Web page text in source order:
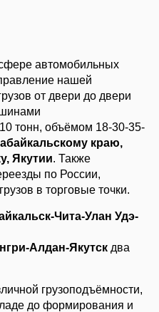
автомобильных
нашей
от двери до двери
тонн, объёмом 18-30-35-
краю,
Якутии. Также
по России,
в торговые точки.
Чита-Улан Удэ-
Алдан-Якутск два
грузоподъёмности,
до формирования и